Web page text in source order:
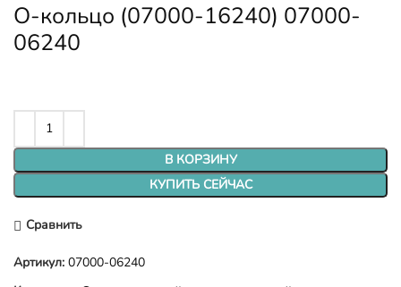
О-кольцо (07000-16240) 07000-
06240
В КОРЗИНУ
КУПИТЬ СЕЙЧАС
Сравнить
Артикул: 07000-06240